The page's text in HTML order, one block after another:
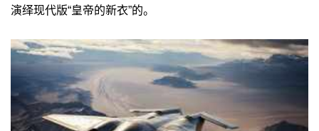
演绎现代版“皇帝的新衣”的。